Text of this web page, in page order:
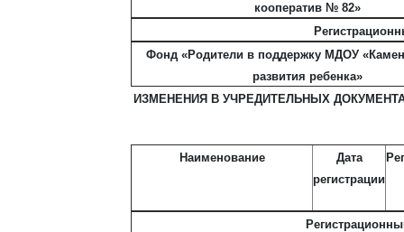
кооператив № 82»
Фонд «Родители в поддержку МДОУ
развития ребенка»
ИЗМЕНЕНИЯ В УЧРЕДИТЕЛЬНЫХ
Наименование
Дата
регистрации